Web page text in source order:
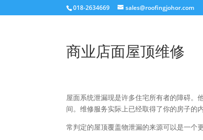
018-2634669 sales@roofingjohor.com
商业店面屋顶维修
屋面系统泄漏现是许多住宅所有者的障碍。
间。维修服务实际上已经取得了你的房子的
常判定的屋顶覆盖物泄漏的来源可以是一个